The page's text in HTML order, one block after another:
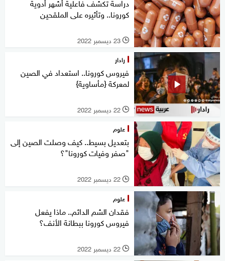
كورونا.. وتأثيره على الملقحين
l 23 ديسمبر 2022
رادار
فيروس كورونا.. استعداد في الصين
لمعركة {مأساوية}
l 22 ديسمبر 2022
علوم
بتعديل بسيط.. كيف وصلت الصين إلى
"صفر وفيات كورونا"؟
l 22 ديسمبر 2022
علوم
فقدان الشم الدائم.. ماذا يفعل
فيروس كورونا ببطانة الأنف؟
l 22 ديسمبر 2022